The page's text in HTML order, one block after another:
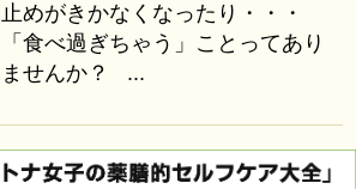
止めがきかなくなったり・・・
「食べ過ぎちゃう」ことってあり
ませんか？ ...